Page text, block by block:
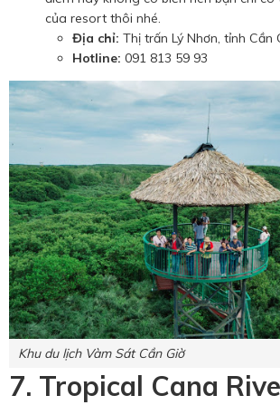
của resort thôi nhé.
Địa chỉ: Thị trấn Lý Nhơn, tỉnh Cần
Hotline: 091 813 59 93
Khu du lịch Vàm Sát Cần Giờ
7. Tropical Cana